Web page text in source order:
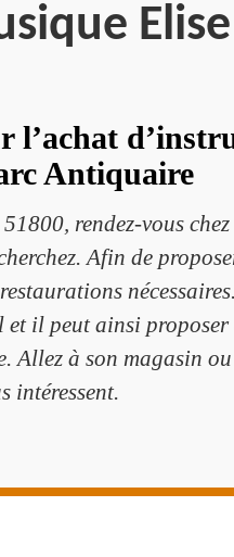
Antiquaire
rendez-vous
Afin de
il peut ainsi
à son magasin
intéressent.